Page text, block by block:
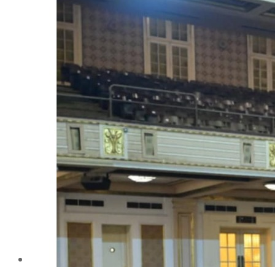
الخدمات التى تقدمها الإدارة
كيفية مشاركة الطالب فى النشاط
مستشارى لجان الإتحاد
تليفونات تهمك
الجوائز والمراكز خلال العام الجامعى 2019-2020
الأنشطة الطلابية
2016-2017
2017-2018
2019-2020
2020-2021
الخريجون
ملتقى الخريجين
خريجى الكلية
المستندات المطلوبة لاستخراج شهادات التخرج